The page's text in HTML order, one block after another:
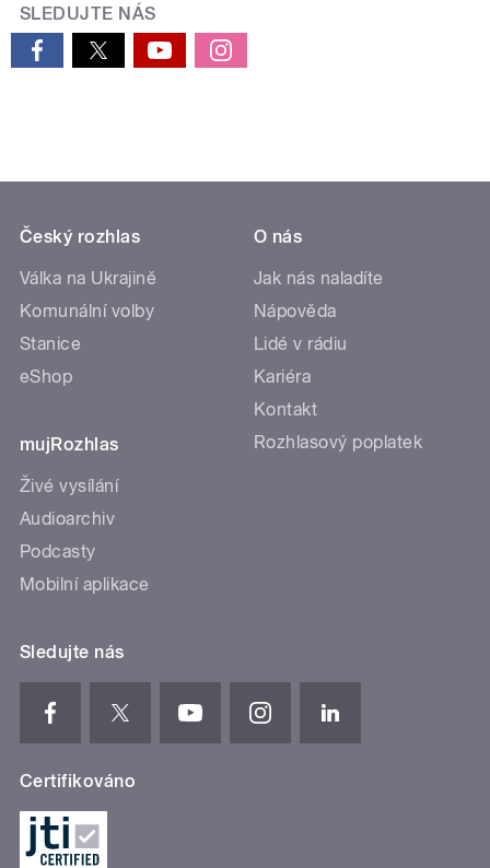
SLEDUJTE NÁS
Český rozhlas
Válka na Ukrajině
Komunální volby
Stanice
eShop
mujRozhlas
Živé vysílání
Audioarchiv
Podcasty
Mobilní aplikace
O nás
Jak nás naladíte
Nápověda
Lidé v rádiu
Kariéra
Kontakt
Rozhlasový poplatek
Sledujte nás
Certifikováno